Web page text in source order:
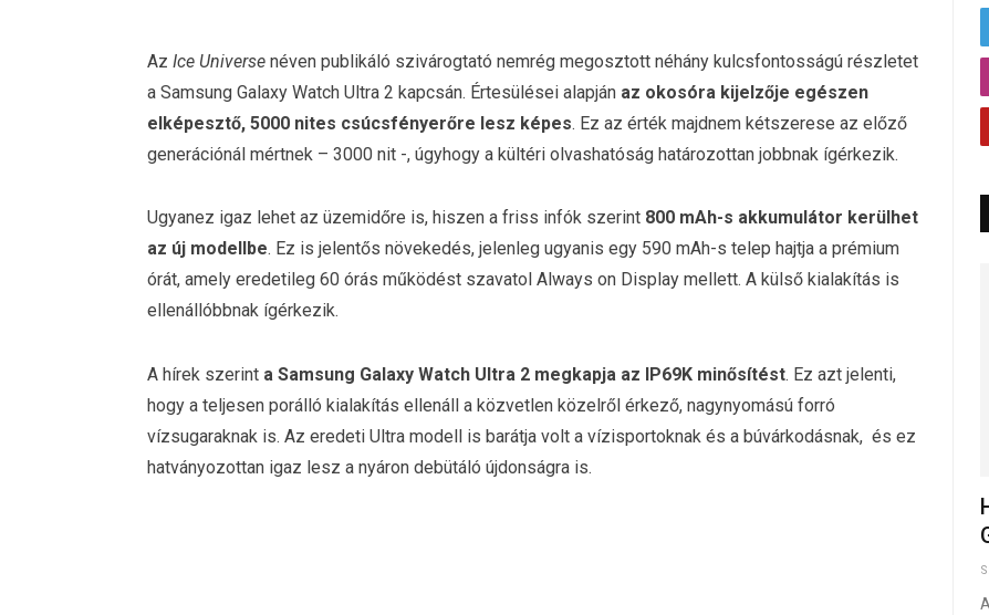
Az Ice Universe néven publikáló szivárogtató nemrég megosztott néhány kulcsfontosságú részletet
a Samsung Galaxy Watch Ultra 2 kapcsán. Értesülései alapján az okosóra kijelzője egészen
elképesztő, 5000 nites csúcsfényerőre lesz képes. Ez az érték majdnem kétszerese az előző
generációnál mértnek – 3000 nit -, úgyhogy a kültéri olvashatóság határozottan jobbnak ígérkezik.
Ugyanez igaz lehet az üzemidőre is, hiszen a friss infók szerint 800 mAh-s akkumulátor kerülhet
az új modellbe. Ez is jelentős növekedés, jelenleg ugyanis egy 590 mAh-s telep hajtja a prémium
órát, amely eredetileg 60 órás működést szavatol Always on Display mellett. A külső kialakítás is
ellenállóbbnak ígérkezik.
A hírek szerint a Samsung Galaxy Watch Ultra 2 megkapja az IP69K minősítést. Ez azt jelenti,
hogy a teljesen porálló kialakítás ellenáll a közvetlen közelről érkező, nagynyomású forró
vízsugaraknak is. Az eredeti Ultra modell is barátja volt a vízisportoknak és a búvárkodásnak, és ez
hatványozottan igaz lesz a nyáron debütáló újdonságra is.